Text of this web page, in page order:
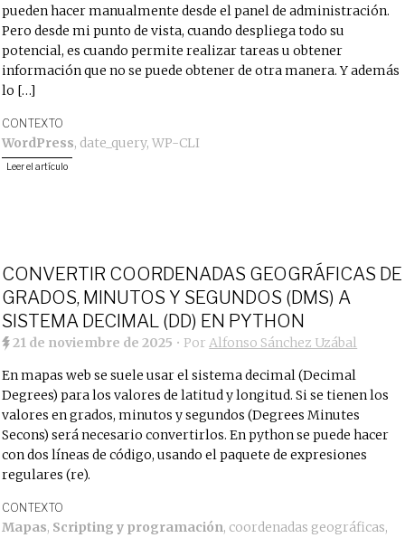
pueden hacer manualmente desde el panel de administración.
Pero desde mi punto de vista, cuando despliega todo su
potencial, es cuando permite realizar tareas u obtener
información que no se puede obtener de otra manera. Y además
lo […]
CONTEXTO
WordPress, date_query,WP-CLI
Leer el artículo
CONVERTIR COORDENADAS GEOGRÁFICAS DE
GRADOS, MINUTOS Y SEGUNDOS (DMS) A
SISTEMA DECIMAL (DD) EN PYTHON
21 de noviembre de 2025 • PorAlfonso Sánchez Uzábal
En mapas web se suele usar el sistema decimal (Decimal
Degrees) para los valores de latitud y longitud. Si se tienen los
valores en grados, minutos y segundos (Degrees Minutes
Secons) será necesario convertirlos. En python se puede hacer
con dos líneas de código, usando el paquete de expresiones
regulares (re).
CONTEXTO
Mapas, Scripting y programación, coordenadas geográficas,